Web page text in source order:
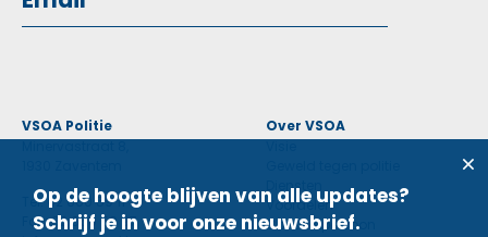
VSOA Politie
Tel: 02 660 59 11
Fax: 02 660 50 97
Over VSOA
Diensten
Voordelen
Contactpersoon
Op de hoogte blijven van alle updates?
Schrijf je in voor onze nieuwsbrief.